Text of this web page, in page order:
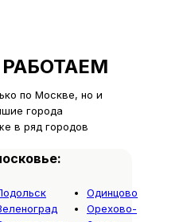
по Москве, но и
города
в ряд городов
Одинцово
Орехово-